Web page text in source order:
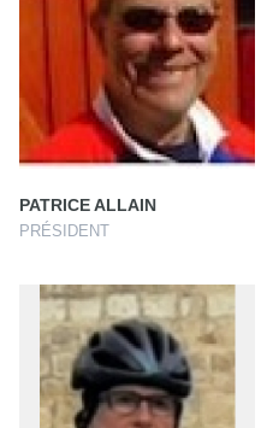
PATRICE ALLAIN
PRÉSIDENT